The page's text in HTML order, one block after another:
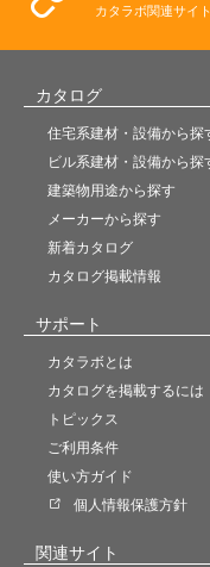
カタラボ関連サイ
カタログ
住宅系建材・設備から探
ビル系建材・設備から探
建築物用途から探す
メーカーから探す
新着カタログ
カタログ掲載情報
サポート
カタラボとは
カタログを掲載するには
トピックス
ご利用条件
使い方ガイド
個人情報保護方針
関連サイト